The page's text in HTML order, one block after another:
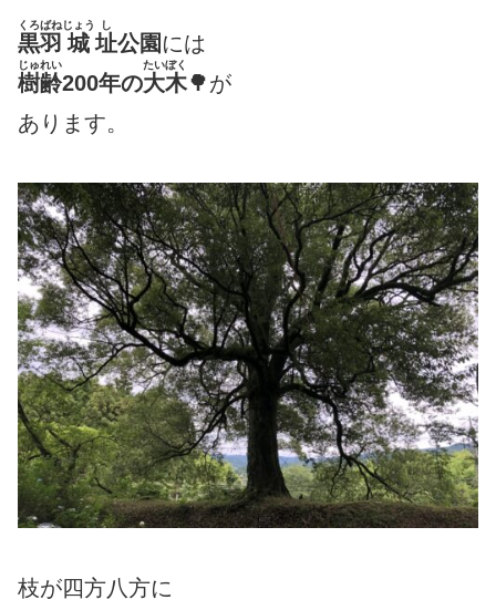
黒羽
くろばね
城
じょう
址
し
公園 には
樹齢
じゅれい
200年の大木
たいぼく
🌳が
あります。
枝が四方八方に